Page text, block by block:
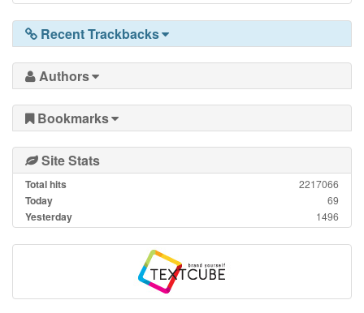
Recent Trackbacks
Authors
Bookmarks
Site Stats
Total hits 2217066
Today 69
Yesterday 1496